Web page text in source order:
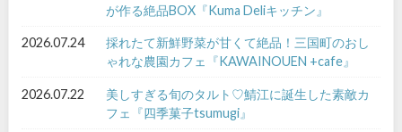
が作る絶品BOX『Kuma Deliキッチン』
2026.07.24
採れたて新鮮野菜が甘くて絶品！三国町のおし
ゃれな農園カフェ『KAWAINOUEN +cafe』
2026.07.22
美しすぎる旬のタルト♡鯖江に誕生した素敵カ
フェ『四季菓子tsumugi』